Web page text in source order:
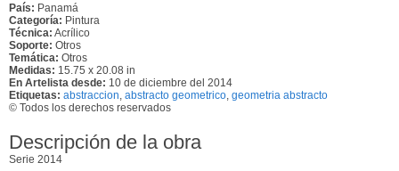
País: Panamá
Categoría: Pintura
Técnica: Acrílico
Soporte: Otros
Temática: Otros
Medidas: 15.75 x 20.08 in
En Artelista desde: 10 de diciembre del 2014
Etiquetas: abstraccion abstracto geometrico geometria abstracto
© Todos los derechos reservados
Descripción de la obra
Serie 2014